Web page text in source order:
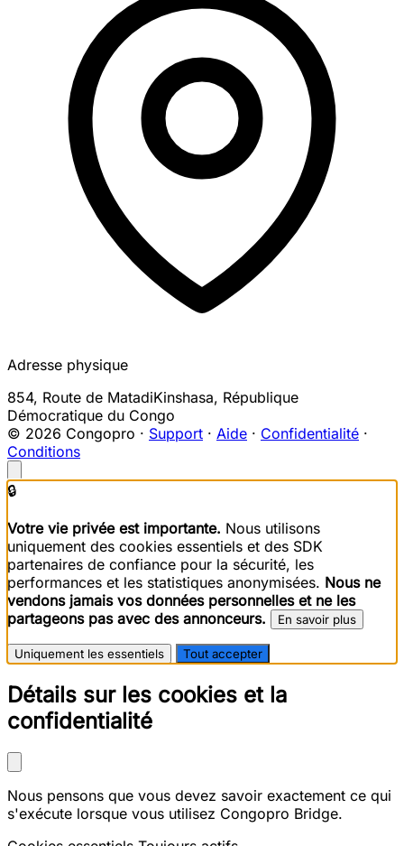
Adresse physique
854, Route de MatadiKinshasa, République
Démocratique du Congo
© 2026 Congopro · Support · Aide · Confidentialité ·
Conditions
🔒
Votre vie privée est importante. Nous utilisons
uniquement des cookies essentiels et des SDK
partenaires de confiance pour la sécurité, les
performances et les statistiques anonymisées. Nous ne
vendons jamais vos données personnelles et ne les
partageons pas avec des annonceurs.
En savoir plus
Uniquement les essentiels Tout accepter
Détails sur les cookies et la
confidentialité
Nous pensons que vous devez savoir exactement ce qui
s'exécute lorsque vous utilisez Congopro Bridge.